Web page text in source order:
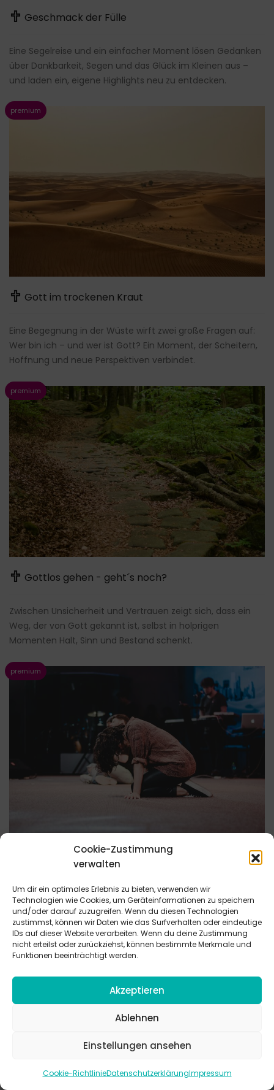
Cookie-Zustimmung
verwalten
Um dir ein optimales Erlebnis zu bieten, verwenden wir
Technologien wie Cookies, um Geräteinformationen zu speichern
und/oder darauf zuzugreifen. Wenn du diesen Technologien
zustimmst, können wir Daten wie das Surfverhalten oder eindeutige
IDs auf dieser Website verarbeiten. Wenn du deine Zustimmung
nicht erteilst oder zurückziehst, können bestimmte Merkmale und
Funktionen beeinträchtigt werden.
Akzeptieren
Ablehnen
Einstellungen ansehen
Cookie-RichtlinieDatenschutzerklärungImpressum
Geschmack der Fülle
Eine Segelreise und ein einfacher Moment lösen Gedanken
über Dankbarkeit, Segen und das Glück im Kleinen aus –
und laden ein, eigene Highlights neu zu entdecken.
Gott im trockenen Kraut
Eine Begegnung in der Wüste wirft zwei große Fragen auf:
Wer bin ich – und wer ist Gott? Ein Moment, der Scheitern,
Hoffnung und neue Perspektiven verbindet.
Gottlos gehen - geht´s noch?
Zwischen Unsicherheit und Vertrauen zeigt sich, dass ein
Weg, der von Gott gekannt ist, selbst in holprigen
Momenten Halt, Sinn und Bestand schenkt.
Erfahrungen von Verlassenheit und Zweifel gehören zum
menschlichen Leben. Gleichzeitig bleibt die Hoffnung, dass
Klage gehört wird und dass auch in dunklen Zeiten Nähe
und Hoffnung möglich sind.